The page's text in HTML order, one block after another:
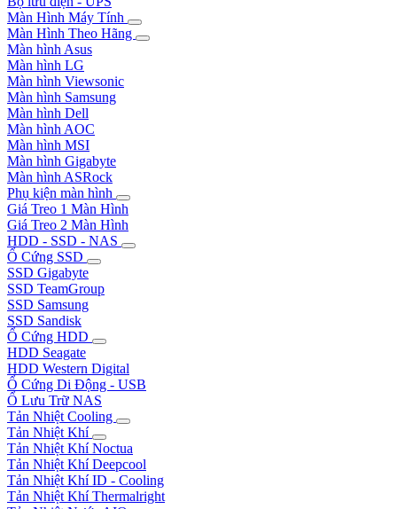
Màn Hình Máy Tính
Màn Hình Theo Hãng
Màn hình Asus
Màn hình LG
Màn hình Viewsonic
Màn hình Samsung
Màn hình Dell
Màn hình AOC
Màn hình MSI
Màn hình Gigabyte
Màn hình ASRock
Phụ kiện màn hình
Giá Treo 1 Màn Hình
Giá Treo 2 Màn Hình
HDD - SSD - NAS
Ổ Cứng SSD
SSD Gigabyte
SSD TeamGroup
SSD Samsung
SSD Sandisk
Ổ Cứng HDD
HDD Seagate
HDD Western Digital
Ổ Cứng Di Động - USB
Ổ Lưu Trữ NAS
Tản Nhiệt Cooling
Tản Nhiệt Khí
Tản Nhiệt Khí Noctua
Tản Nhiệt Khí Deepcool
Tản Nhiệt Khí ID - Cooling
Tản Nhiệt Khí Thermalright